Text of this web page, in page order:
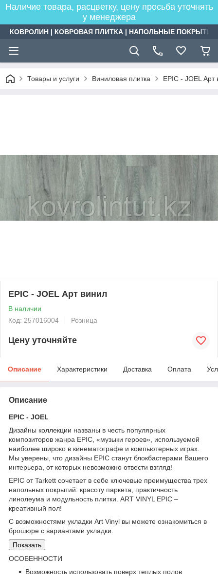
Наличие товара, расцветку, цену просьба уточнять
у менеджера
КОВРОЛИН | КОВРОВАЯ ПЛИТКА | НАПОЛЬНЫЕ
Товары и услуги Виниловая плитка EPIC - JOEL Арт
EPIC - JOEL Арт винил
В наличии
Код: 257016004
Розница
Цену уточняйте
Описание Характеристики Доставка Оплата
Описание
EPIC - JOEL
Дизайны коллекции названы в честь популярных
композиторов жанра EPIC, «музыки героев», используемой
наиболее широко в кинематографе и компьютерных играх.
Мы уверены, что дизайны EPIC станут блокбастерами Вашего
интерьера, от которых невозможно отвести взгляд!
EPIC от Tarkett сочетает в себе ключевые преимущества трех
напольных покрытий: красоту паркета, практичность
линолеума и модульность плитки. ART VINYL EPIC –
креативный пол!
С возможностями укладки Art Vinyl вы можете ознакомиться в
брошюре с вариантами укладки.
Показать
ОСОБЕННОСТИ
Возможность использовать поверх теплых полов